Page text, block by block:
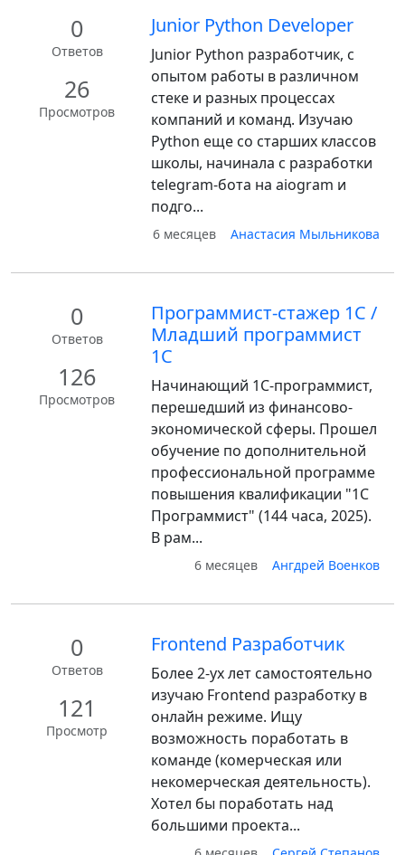
0
Ответов
26
Просмотров
Junior Python Developer
Junior Python разработчик, с
опытом работы в различном
стеке и разных процессах
компаний и команд. Изучаю
Python еще со старших классов
школы, начинала с разработки
telegram-бота на aiogram и
подго...
6 месяцев Анастасия Мыльникова
0
Ответов
126
Просмотров
Программист-стажер 1С /
Младший программист
1С
Начинающий 1С-программист,
перешедший из финансово-
экономической сферы. Прошел
обучение по дополнительной
профессиональной программе
повышения квалификации "1С
Программист" (144 часа, 2025).
В рам...
6 месяцев Ангдрей Военков
0
Ответов
121
Просмотр
Frontend Разработчик
Более 2-ух лет самостоятельно
изучаю Frontend разработку в
онлайн режиме. Ищу
возможность поработать в
команде (комерческая или
некомерческая деятельность).
Хотел бы поработать над
большими проекта...